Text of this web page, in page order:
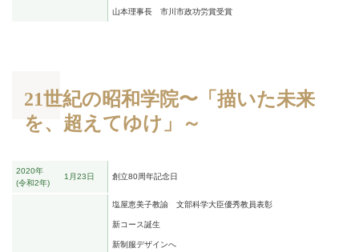
山本理事長 市川市政功労賞受賞
21世紀の昭和学院〜「描いた未来
を、超えてゆけ」～
2020年
令和2年
1月23日 創立80周年記念日
塩屋恵美子教諭 文部科学大臣優秀教員表彰
新コース誕生
新制服デザインへ